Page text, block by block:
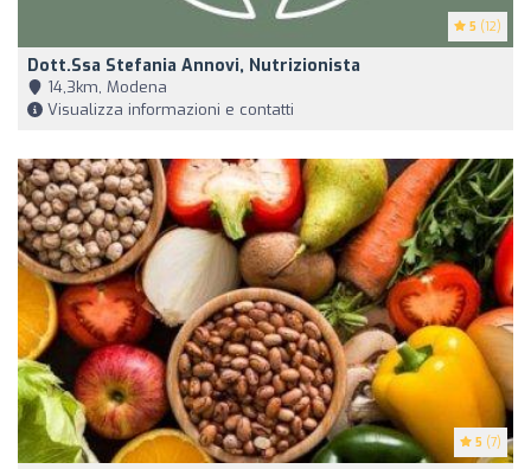
5 (12)
Dott.ssa Stefania Annovi, Nutrizionista
14,3km, Modena
Visualizza informazioni e contatti
5 (7)